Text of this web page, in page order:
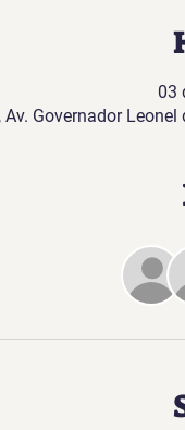
03
Governador